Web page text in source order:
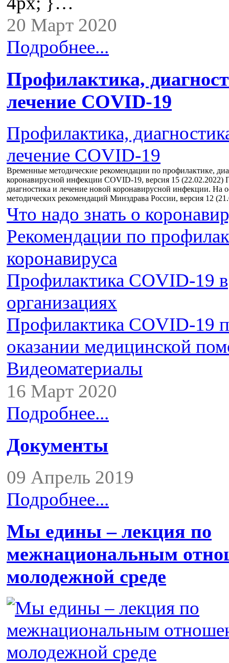
20 Март 2020
Подробнее...
Профилактика,
лечение COVID-19
Профилактика,
лечение COVID-19
Временные методические рекомендации по профилактике,
коронавирусной инфекции COVID-19, версия 15 (22.02.2022)
диагностика и лечение новой коронавирусной инфекции. На
методических рекомендаций Минздрава России, версия 12
Что надо знать о
Рекомендации по
коронавируса
Профилактика COVID-19 в
организациях
Профилактика COVID-19
оказании медицинской
Видеоматериалы
16 Март 2020
Подробнее...
Документы
09 Апрель 2019
Подробнее...
Мы едины – лекция по
межнациональным
молодежной среде